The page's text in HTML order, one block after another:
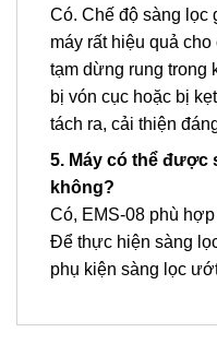
Có. Chế độ sàng lọc
máy rất hiệu quả
tạm dừng rung trong
bị vón cục hoặc bị
tách ra, cải thiện
5. Máy có thể
không?
Có, EMS-08 phù
Để thực hiện sàng
phụ kiện sàng lọc